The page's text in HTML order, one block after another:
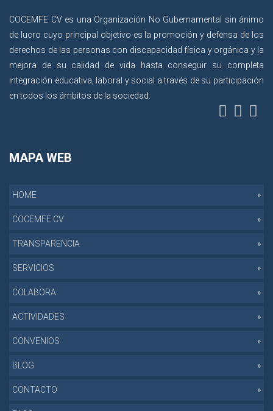
COCEMFE CV es una Organización No Gubernamental sin ánimo
de lucro cuyo principal objetivo es la promoción y defensa de los
derechos de las personas con discapacidad física y orgánica y la
mejora de su calidad de vida hasta conseguir su completa
integración educativa, laboral y social a través de su participación
en todos los ámbitos de la sociedad.
MAPA WEB
HOME
COCEMFE CV
TRANSPARENCIA
SERVICIOS
COLABORA
ACTIVIDADES
CONVENIOS
BLOG
CONTACTO